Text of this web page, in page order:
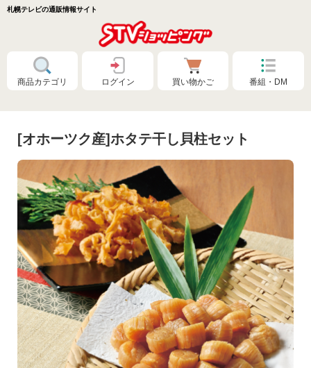
札幌テレビの通販情報サイト
商品カテゴリ
特別価格❗
食品🚚まとめ買いで送料無料（カタログ）
食品🚚グルメ直送便（カタログ）
ログイン 買い物かご 番組・DM
[オホーツク産]ホタテ干し貝柱セット